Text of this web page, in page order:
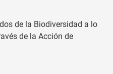
de la Biodiversidad a lo
de la Acción de